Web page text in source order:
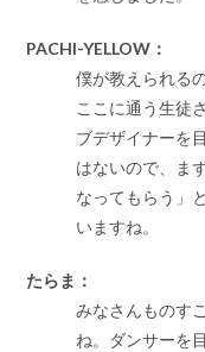
PACHI-YELLOW：
僕が教えられる
ここに通う生徒
ブデザイナーを
はないので、ま
なってもらう」
いますね。
たらま：
みなさんものす
ね。ダンサーを